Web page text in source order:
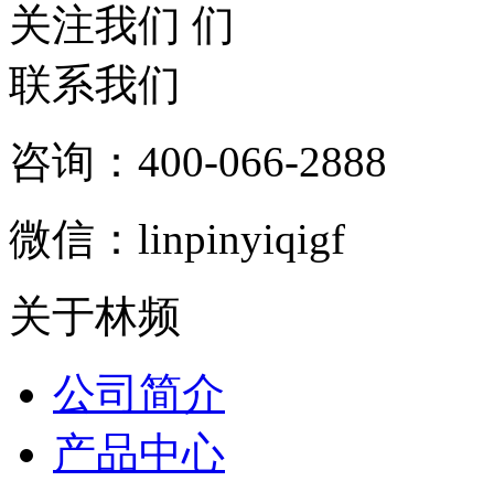
关注我们
联系我们
咨询：400-066-2888
微信：linpinyiqigf
关于林频
公司简介
产品中心